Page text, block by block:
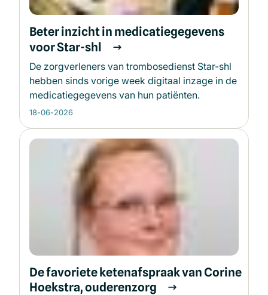
Beter inzicht in medicatiegegevens
voor Star-shl
De zorgverleners van trombosedienst Star-shl
hebben sinds vorige week digitaal inzage in de
medicatiegegevens van hun patiënten.
18-06-2026
De favoriete ketenafspraak van Corine
Hoekstra, ouderenzorg